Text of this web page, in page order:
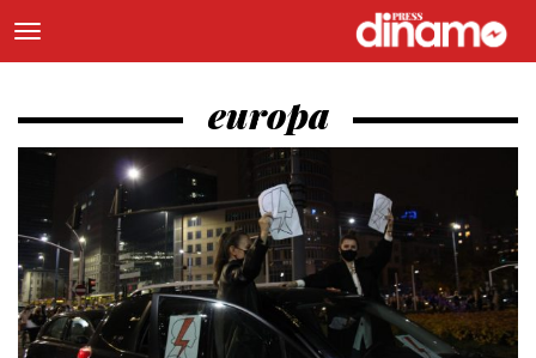
europa